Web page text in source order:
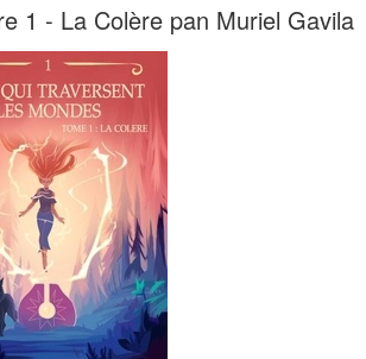
1 - La Colère pan Muriel Gavila